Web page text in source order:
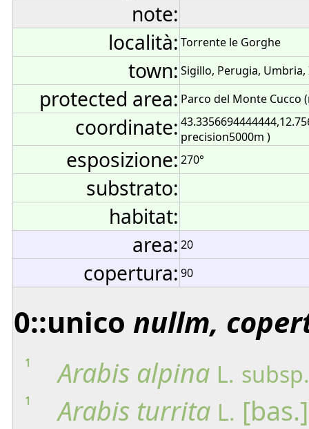
note:
località: Torrente le Gorghe
town: Sigillo, Perugia, Umbria,
protected area: Parco del Monte Cucco
coordinate: precision5000m )
esposizione: 270°
substrato:
habitat:
area: 20
copertura: 90
0::unico nullm,
1 Arabis alpina L. subsp.
1 Arabis turrita L. [bas.]